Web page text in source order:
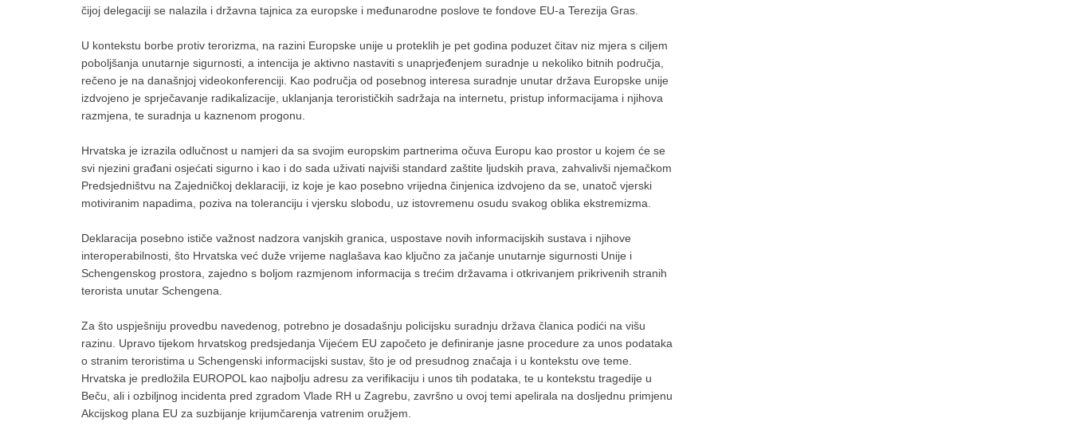
čijoj delegaciji se nalazila i državna tajnica za europske i međunarodne poslove te fondove EU-a Terezija Gras.
U kontekstu borbe protiv terorizma, na razini Europske unije u proteklih je pet godina poduzet čitav niz mjera s ciljem
poboljšanja unutarnje sigurnosti, a intencija je aktivno nastaviti s unaprjeđenjem suradnje u nekoliko bitnih područja,
rečeno je na današnjoj videokonferenciji. Kao područja od posebnog interesa suradnje unutar država Europske unije
izdvojeno je sprječavanje radikalizacije, uklanjanja terorističkih sadržaja na internetu, pristup informacijama i njihova
razmjena, te suradnja u kaznenom progonu.
Hrvatska je izrazila odlučnost u namjeri da sa svojim europskim partnerima očuva Europu kao prostor u kojem će se
svi njezini građani osjećati sigurno i kao i do sada uživati najviši standard zaštite ljudskih prava, zahvalivši njemačkom
Predsjedništvu na Zajedničkoj deklaraciji, iz koje je kao posebno vrijedna činjenica izdvojeno da se, unatoč vjerski
motiviranim napadima, poziva na toleranciju i vjersku slobodu, uz istovremenu osudu svakog oblika ekstremizma.
Deklaracija posebno ističe važnost nadzora vanjskih granica, uspostave novih informacijskih sustava i njihove
interoperabilnosti, što Hrvatska već duže vrijeme naglašava kao ključno za jačanje unutarnje sigurnosti Unije i
Schengenskog prostora, zajedno s boljom razmjenom informacija s trećim državama i otkrivanjem prikrivenih stranih
terorista unutar Schengena.
Za što uspješniju provedbu navedenog, potrebno je dosadašnju policijsku suradnju država članica podići na višu
razinu. Upravo tijekom hrvatskog predsjedanja Vijećem EU započeto je definiranje jasne procedure za unos podataka
o stranim teroristima u Schengenski informacijski sustav, što je od presudnog značaja i u kontekstu ove teme.
Hrvatska je predložila EUROPOL kao najbolju adresu za verifikaciju i unos tih podataka, te u kontekstu tragedije u
Beču, ali i ozbiljnog incidenta pred zgradom Vlade RH u Zagrebu, završno u ovoj temi apelirala na dosljednu primjenu
Akcijskog plana EU za suzbijanje krijumčarenja vatrenim oružjem.